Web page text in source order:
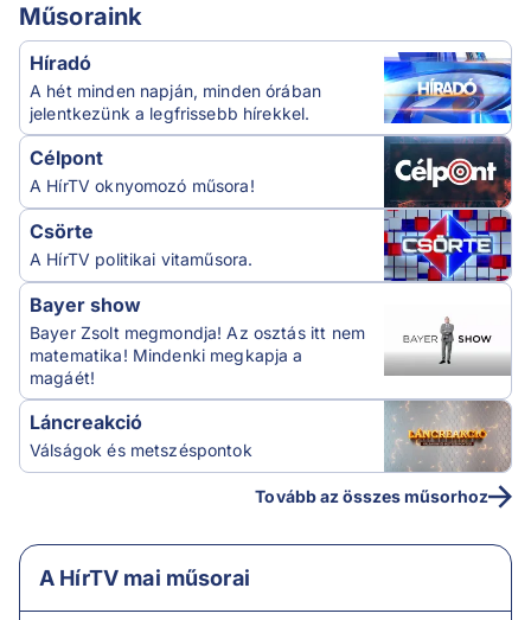
Műsoraink
Híradó
A hét minden napján, minden órában
jelentkezünk a legfrissebb hírekkel.
Célpont
A HírTV oknyomozó műsora!
Csörte
A HírTV politikai vitaműsora.
Bayer show
Bayer Zsolt megmondja! Az osztás itt nem
matematika! Mindenki megkapja a
magáét!
Láncreakció
Válságok és metszéspontok
Tovább az összes műsorhoz
A HírTV mai műsorai